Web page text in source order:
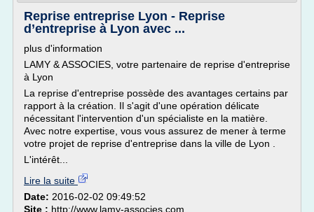
Reprise entreprise Lyon - Reprise
d’entreprise à Lyon avec ...
plus d'information
LAMY & ASSOCIES, votre partenaire de reprise d'entreprise
à Lyon
La reprise d'entreprise possède des avantages certains par
rapport à la création. Il s'agit d'une opération délicate
nécessitant l'intervention d'un spécialiste en la matière.
Avec notre expertise, vous vous assurez de mener à terme
votre projet de reprise d'entreprise dans la ville de Lyon .
L'intérêt...
Lire la suite
Date: 2016-02-02 09:49:52
Site : http://www.lamy-associes.com